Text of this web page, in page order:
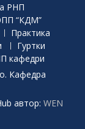
РНП
“КДМ”
Практика
Гуртки
кафедри
Кафедра
автор: WEN